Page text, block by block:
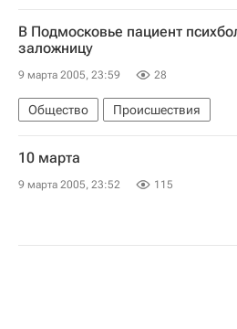
В Подмосковье пациент
заложницу
9 марта 2005, 23:59 28
Общество Происшествия
10 марта
9 марта 2005, 23:52 115